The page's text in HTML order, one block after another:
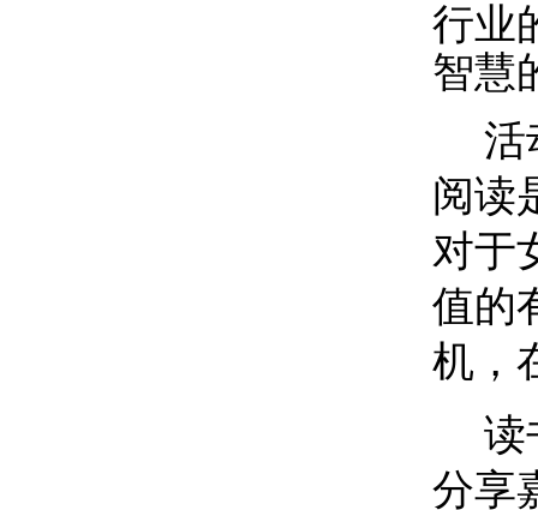
行业
智慧
活
阅读
对于
值的
机，
读
分享